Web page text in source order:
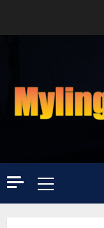
Primary
Menu